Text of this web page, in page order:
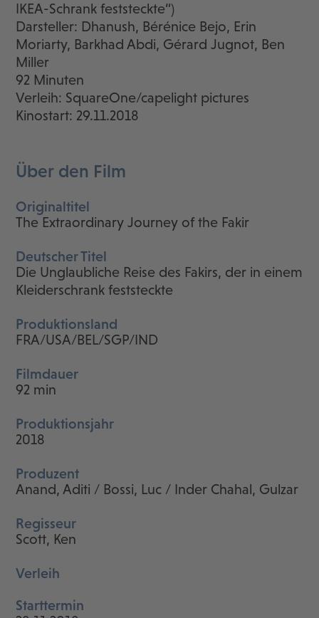
IKEA-Schrank feststeckte“)
Darsteller: Dhanush, Bérénice Bejo, Erin
Moriarty, Barkhad Abdi, Gérard Jugnot, Ben
Miller
92 Minuten
Verleih: SquareOne/capelight pictures
Kinostart: 29.11.2018
Über den Film
Originaltitel
The Extraordinary Journey of the Fakir
Deutscher Titel
Die Unglaubliche Reise des Fakirs, der in einem
Kleiderschrank feststeckte
Produktionsland
FRA/USA/BEL/SGP/IND
Filmdauer
92 min
Produktionsjahr
2018
Produzent
Anand, Aditi / Bossi, Luc / Inder Chahal, Gulzar
Regisseur
Scott, Ken
Verleih
Starttermin